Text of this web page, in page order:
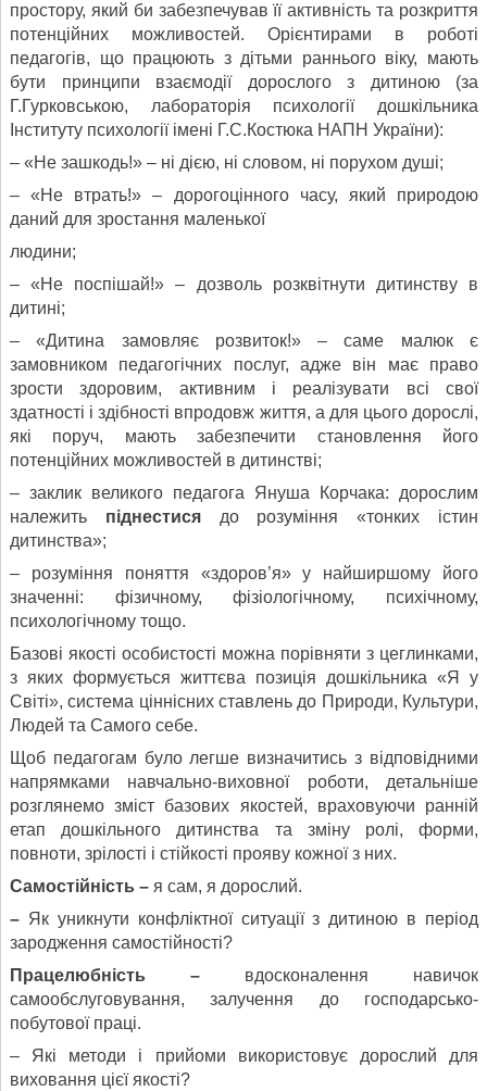
простору, який би забезпечував її активність та розкриття
потенційних можливостей. Орієнтирами в роботі
педагогів, що працюють з дітьми раннього віку, мають
бути принципи взаємодії дорослого з дитиною (за
Г.Гурковською, лабораторія психології дошкільника
Інституту психології імені Г.С.Костюка НАПН України):
– «Не зашкодь!» – ні дією, ні словом, ні порухом душі;
– «Не втрать!» – дорогоцінного часу, який природою
даний для зростання маленької
людини;
– «Не поспішай!» – дозволь розквітнути дитинству в
дитині;
– «Дитина замовляє розвиток!» – саме малюк є
замовником педагогічних послуг, адже він має право
зрости здоровим, активним і реалізувати всі свої
здатності і здібності впродовж життя, а для цього дорослі,
які поруч, мають забезпечити становлення його
потенційних можливостей в дитинстві;
– заклик великого педагога Януша Корчака: дорослим
належить піднестися до розуміння «тонких істин
дитинства»;
– розуміння поняття «здоров’я» у найширшому його
значенні: фізичному, фізіологічному, психічному,
психологічному тощо.
Базові якості особистості можна порівняти з цеглинками,
з яких формується життєва позиція дошкільника «Я у
Світі», система ціннісних ставлень до Природи, Культури,
Людей та Самого себе.
Щоб педагогам було легше визначитись з відповідними
напрямками навчально-виховної роботи, детальніше
розглянемо зміст базових якостей, враховуючи ранній
етап дошкільного дитинства та зміну ролі, форми,
повноти, зрілості і стійкості прояву кожної з них.
Самостійність – я сам, я дорослий.
– Як уникнути конфліктної ситуації з дитиною в період
зародження самостійності?
Працелюбність – вдосконалення навичок
самообслуговування, залучення до господарсько-
побутової праці.
– Які методи і прийоми використовує дорослий для
виховання цієї якості?